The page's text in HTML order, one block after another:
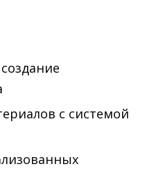
с системой